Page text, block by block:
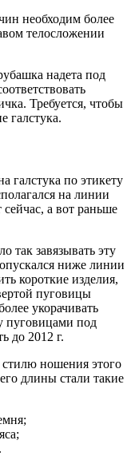
необходим более
телосложении
надета под
Требуется, чтобы
галстука.
галстука по этикету
на линии
а вот раньше
так завязывать эту
ниже линии
короткие изделия,
пуговицы
укорачивать
пуговицами под
до 2012 г.
стилю ношения этого
длины стали такие